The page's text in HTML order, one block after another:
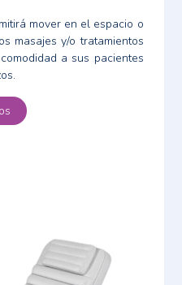
mover en el espacio o
masajes y/o tratamientos
a sus pacientes